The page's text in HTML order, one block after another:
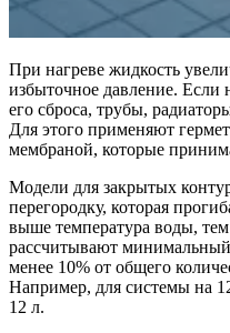
При нагреве жидкость
избыточное давление. Если
его сброса, трубы,
Для этого применяют
мембраной, которые
Модели для закрытых
перегородку, которая
выше температура воды, тем
рассчитывают
менее 10% от общего
Например, для системы на
12 л.